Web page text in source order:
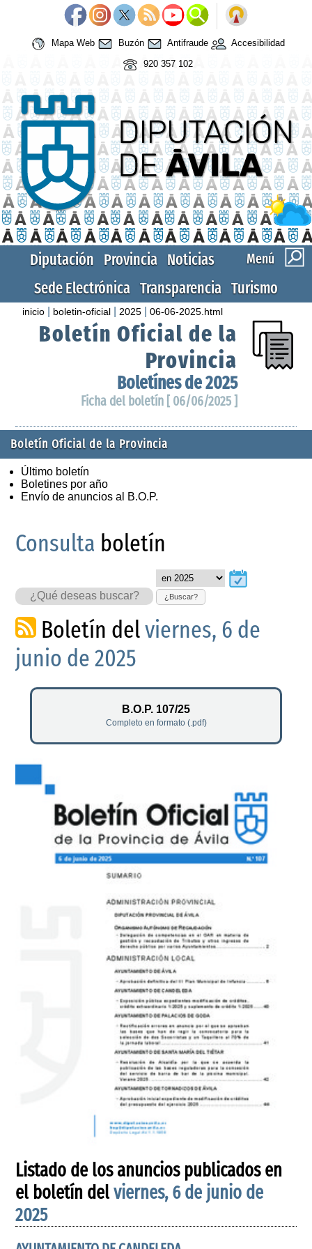
Mapa Web Buzón Antifraude
Accesibilidad
920 357 102
Menú
Diputación Provincia Noticias
Sede Electrónica Transparencia Turismo
inicio boletin-oficial 2025 |06-06-2025.html
Boletín Oficial de la
Provincia
Boletínes de 2025
Ficha del boletín [ 06/06/2025 ]
Boletín Oficial de la Provincia
Último boletín
Boletines por año
Envío de anuncios al B.O.P.
Consulta boletín
¿Buscar?
Boletín delviernes, 6 de
junio de 2025
B.O.P. 107/25
Completo en formato (.pdf)
Listado de los anuncios publicados en
el boletín delviernes, 6 de junio de
2025